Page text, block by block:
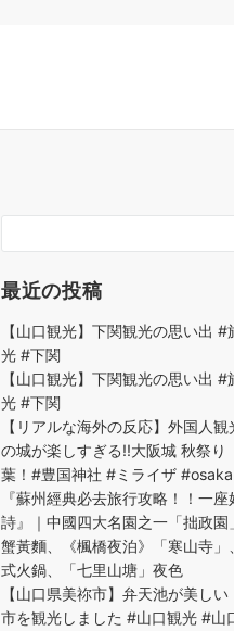
最近の投稿
【山口観光】下関観光の思い出
光 #下関
【山口観光】下関観光の思い出
光 #下関
【リアルな海外の反応】外国人
の城が楽しすぎる!!大阪城 秋祭
葉！#豊国神社 #ミライザ
『蘇州經典必去旅行攻略！！一
詩』｜中國四大名園之一「拙政
蟹黃麵、《楓橋夜泊》「寒山寺
式火鍋、「七里山塘」夜色
【山口県美祢市】弁天池が美し
市を観光しました #山口観光 #山